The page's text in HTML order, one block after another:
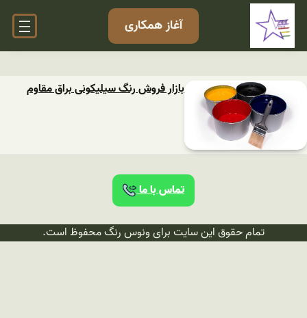
آغاز همکاری
بازار فروش رنگ سیلیکونی براق مقاوم
تماس با ما
تمام حقوق این سایت برای ونوس رنگ محفوظ است.